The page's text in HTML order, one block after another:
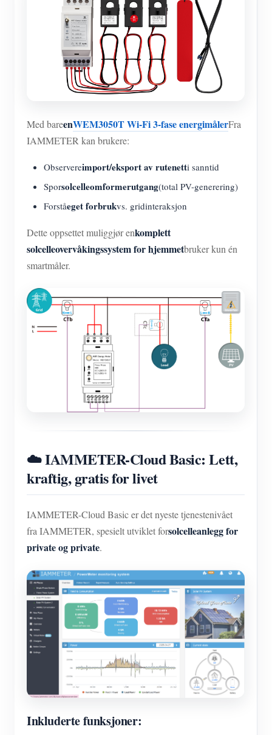
Med bareenWEM3050T Wi-Fi 3-fase energimålerFra
IAMMETER kan brukere:
Observereimport/eksport av rutenetti sanntid
Sporsolcelleomformerutgang(total PV-generering)
Forståeget forbrukvs. gridinteraksjon
Dette oppsettet muliggjør enkomplett
solcelleovervåkingssystem for hjemmetbruker kun én
smartmåler.
☁️ IAMMETER-Cloud Basic: Lett,
kraftig, gratis for livet
IAMMETER-Cloud Basic er det nyeste tjenestenivået
fra IAMMETER, spesielt utviklet forsolcelleanlegg for
private og private.
Inkluderte funksjoner: